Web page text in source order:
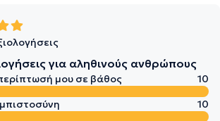
για αληθινούς ανθρώπους
μου σε βάθος
10
10